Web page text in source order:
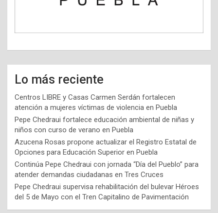
Lo más reciente
Centros LIBRE y Casas Carmen Serdán fortalecen
atención a mujeres víctimas de violencia en Puebla
Pepe Chedraui fortalece educación ambiental de niñas y
niños con curso de verano en Puebla
Azucena Rosas propone actualizar el Registro Estatal de
Opciones para Educación Superior en Puebla
Continúa Pepe Chedraui con jornada “Día del Pueblo” para
atender demandas ciudadanas en Tres Cruces
Pepe Chedraui supervisa rehabilitación del bulevar Héroes
del 5 de Mayo con el Tren Capitalino de Pavimentación